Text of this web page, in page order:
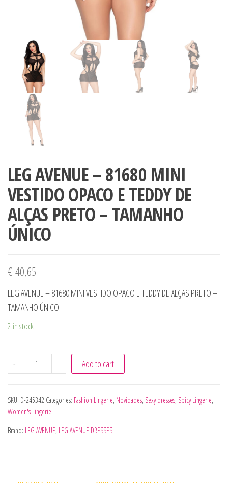
LEG AVENUE – 81680 MINI
VESTIDO OPACO E TEDDY DE
ALÇAS PRETO – TAMANHO
ÚNICO
€40,65
LEG AVENUE – 81680 MINI VESTIDO OPACO E TEDDY DE ALÇAS PRETO –
TAMANHO ÚNICO
2 in stock
- LEG AVENUE - 81680 MINI VESTIDO OPACO E TEDDY DE
+ Add to cart
SKU: D-245342 Categories: Fashion Lingerie, Novidades, Sexy dresses, Spicy Lingerie,
Women's Lingerie
Brand: LEG AVENUE, LEG AVENUE DRESSES